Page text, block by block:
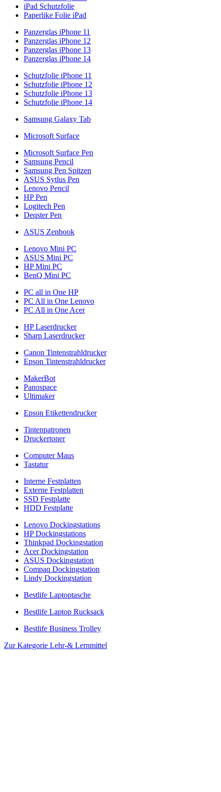
iPad Schutzfolie
Paperlike Folie iPad
Panzerglas iPhone 11
Panzerglas iPhone 12
Panzerglas iPhone 13
Panzerglas iPhone 14
Schutzfolie iPhone 11
Schutzfolie iPhone 12
Schutzfolie iPhone 13
Schutzfolie iPhone 14
Samsung Galaxy Tab
Microsoft Surface
Microsoft Surface Pen
Samsung Pencil
Samsung Pen Spitzen
ASUS Sytlus Pen
Lenovo Pencil
HP Pen
Logitech Pen
Deqster Pen
ASUS Zenbook
Lenovo Mini PC
ASUS Mini PC
HP Mini PC
BenQ Mini PC
PC all in One HP
PC All in One Lenovo
PC All in One Acer
HP Laserdrucker
Sharp Laserdrucker
Canon Tintenstrahldrucker
Epson Tintenstrahldrucker
MakerBot
Panospace
Ultimaker
Epson Etikettendrucker
Tintenpatronen
Druckertoner
Computer Maus
Tastatur
Interne Festplatten
Externe Festplatten
SSD Festplatte
HDD Festplatte
Lenovo Dockingstations
HP Dockingstations
Thinkpad Dockingstation
Acer Dockingstation
ASUS Dockingstation
Compaq Dockingstation
Lindy Dockingstation
Bestlife Laptoptasche
Bestlife Laptop Rucksack
Bestlife Business Trolley
Zur Kategorie Lehr-& Lernmittel